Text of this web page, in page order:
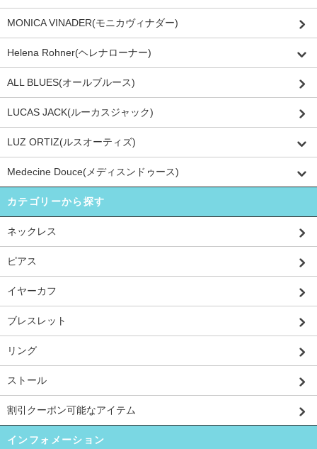
MONICA VINADER(モニカヴィナダー)
Helena Rohner(ヘレナローナー)
ALL BLUES(オールブルース)
LUCAS JACK(ルーカスジャック)
LUZ ORTIZ(ルスオーティズ)
Medecine Douce(メディスンドゥース)
カテゴリーから探す
ネックレス
ピアス
イヤーカフ
ブレスレット
リング
ストール
割引クーポン可能なアイテム
インフォメーション